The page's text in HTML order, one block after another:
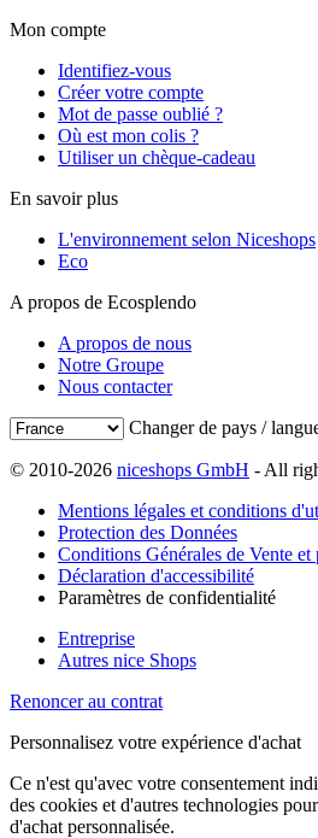
Mon compte
Identifiez-vous
Créer votre compte
Mot de passe oublié ?
Où est mon colis ?
Utiliser un chèque-cadeau
En savoir plus
L'environnement selon Niceshops
Eco
A propos de Ecosplendo
A propos de nous
Notre Groupe
Nous contacter
Changer de pays /
© 2010-2026 niceshops GmbH - All
Mentions légales et conditions
Protection des Données
Conditions Générales de Vente
Déclaration d'accessibilité
Paramètres de confidentialité
Entreprise
Autres nice Shops
Renoncer au contrat
Personnalisez votre expérience d'achat
Ce n'est qu'avec votre consentement
des cookies et d'autres technologies
d'achat personnalisée.